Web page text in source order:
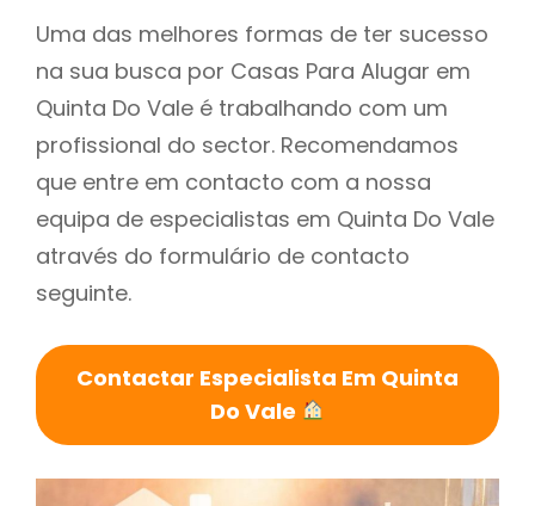
Uma das melhores formas de ter sucesso
na sua busca por Casas Para Alugar em
Quinta Do Vale é trabalhando com um
profissional do sector. Recomendamos
que entre em contacto com a nossa
equipa de especialistas em Quinta Do Vale
através do formulário de contacto
seguinte.
Contactar Especialista Em Quinta
Do Vale